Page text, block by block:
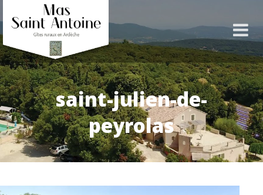
saint-julien-de-
peyrolas